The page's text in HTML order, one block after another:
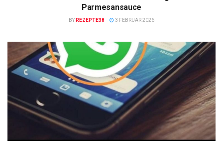
Parmesansauce
BY REZEPTE38 3 FEBRUAR 2026